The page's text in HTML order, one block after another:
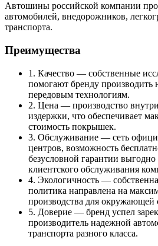
Автошины российской компании
автомобилей, внедорожников,
транспорта.
Преимущества
1. Качество — собственные
помогают бренду
передовым технологиям.
2. Цена — производство
издержки, что обеспечивает
стоимость покрышек.
3. Обслуживание — сеть
центров, возможность
безусловной гарантии
клиентского обслуживания
4. Экологичность —
политика направлена на
производства для
5. Доверие — бренд успел
производитель надежной
транспорта разного класса.